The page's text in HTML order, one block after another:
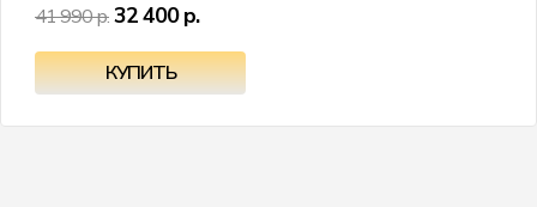
41 990 р.32 400 р.